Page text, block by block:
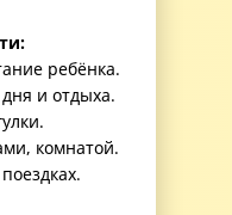
ребёнка.
и отдыха.
комнатой.